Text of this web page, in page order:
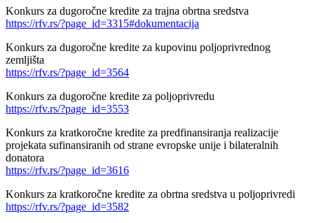
Konkurs za dugoročne kredite za trajna obrtna sredstva
https://rfv.rs/?page_id=3315#dokumentacija
Konkurs za dugoročne kredite za kupovinu poljoprivrednog
zemljišta
https://rfv.rs/?page_id=3564
Konkurs za dugoročne kredite za poljoprivredu
https://rfv.rs/?page_id=3553
Konkurs za kratkoročne kredite za predfinansiranja realizacije
projekata sufinansiranih od strane evropske unije i bilateralnih
donatora
https://rfv.rs/?page_id=3616
Konkurs za kratkoročne kredite za obrtna sredstva u poljoprivredi
https://rfv.rs/?page_id=3582